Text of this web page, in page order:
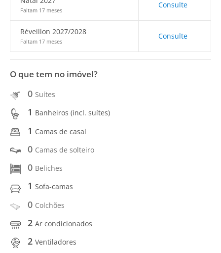
Faltam 17 meses
Consulte
Réveillon 2027/2028
Faltam 17 meses
Consulte
O que tem no imóvel?
0 Suítes
1 Banheiros (incl. suítes)
1 Camas de casal
0 Camas de solteiro
0 Beliches
1 Sofa-camas
0 Colchões
2 Ar condicionados
2 Ventiladores